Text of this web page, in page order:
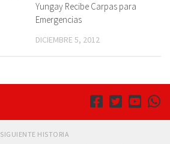
Yungay Recibe Carpas para
Emergencias
DICIEMBRE 5, 2012
SIGUIENTE HISTORIA